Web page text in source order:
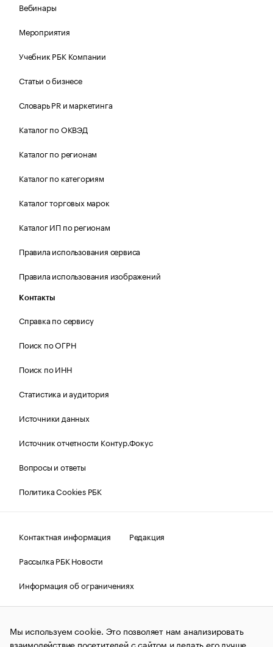
Вебинары
Мероприятия
Учебник РБК Компании
Статьи о бизнесе
Словарь PR и маркетинга
Каталог по ОКВЭД
Каталог по регионам
Каталог по категориям
Каталог торговых марок
Каталог ИП по регионам
Правила использования сервиса
Правила использования изображений
Контакты
Справка по сервису
Поиск по ОГРН
Поиск по ИНН
Статистика и аудитория
Источники данных
Источник отчетности Контур.Фокус
Вопросы и ответы
Политика Cookies РБК
Контактная информация
Редакция
Рассылка РБК Новости
Информация об ограничениях
Правовая информация
О соблюдении авторских прав
© АО «РОСБИЗНЕСКОНСАЛТИНГ»,1995–2026.Сообщения
и материалы информационного агентства «РБК»
Мы используем cookie. Это позволяет нам анализировать
взаимодействие посетителей с сайтом и делать его лучше.